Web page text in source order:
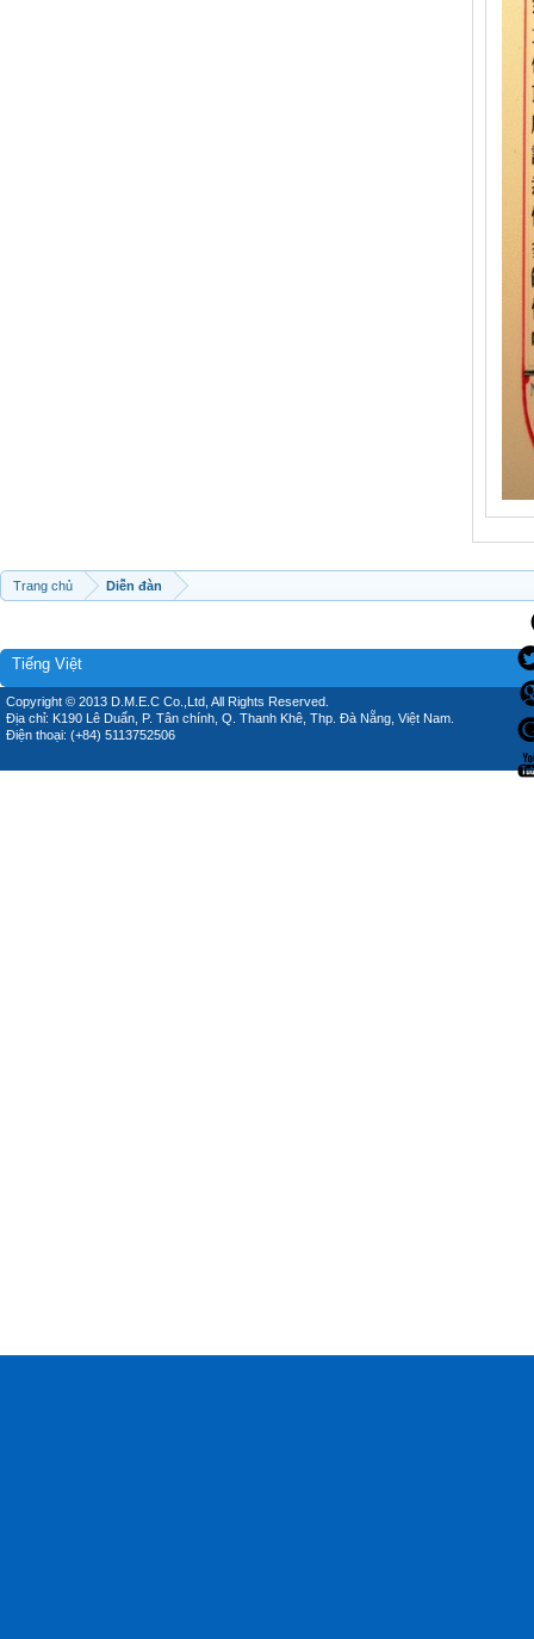
Trang chủ Diễn đàn
Tiếng Việt
Copyright © 2013 D.M.E.C Co.,Ltd, All Rights Reserved.
Địa chỉ: K190 Lê Duẩn, P. Tân chính, Q. Thanh Khê, Thp. Đà Nẵng, Việt Nam.
Điện thoại: (+84) 5113752506